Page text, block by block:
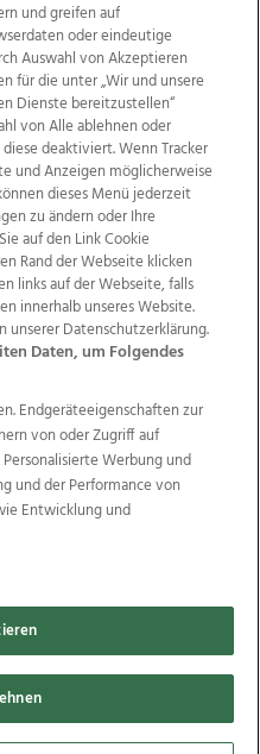
Kontakt
Jobs
AGB Anzeigekunden
Politische Werbung
Wimmer
Ischler Woche
OÖN Immobilien
Promenaden Galerien
GmbH & Co KG
11x11.net
und greifen auf
oder eindeutige
Auswahl von Akzeptieren
für die unter „Wir und unsere
Dienste bereitzustellen“
von Alle ablehnen oder
deaktiviert. Wenn Tracker
und Anzeigen möglicherweise
dieses Menü jederzeit
zu ändern oder Ihre
auf den Link Cookie
Rand der Webseite klicken
links auf der Webseite, falls
innerhalb unseres Website.
Datenschutzerklärung.
Daten, um Folgendes
Endgeräteeigenschaften zur
von oder Zugriff auf
Werbung und
und der Performance von
Entwicklung und